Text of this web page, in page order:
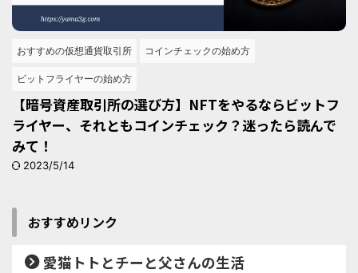
おすすめの仮想通貨取引所 コインチェックの始め方
ビットフライヤーの始め方
【暗号資産取引所の選び方】NFTをやるならビットフ
ライヤー、それともコインチェック？迷ったら読んで
みて！
2023/5/14
おすすめリンク
愛猫トトとチーと父さんの生活